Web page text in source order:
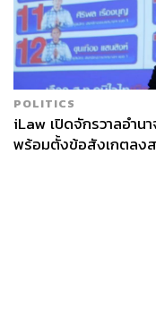
POLITICS
iLaw เปิดจักรวาลอำน
พร้อมตั้งข้อสังเกตลง